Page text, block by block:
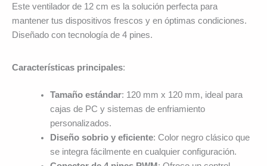
Este ventilador de 12 cm es la solución perfecta para
mantener tus dispositivos frescos y en óptimas condiciones.
Diseñado con tecnología de 4 pines.
Características principales:
Tamaño estándar: 120 mm x 120 mm, ideal para
cajas de PC y sistemas de enfriamiento
personalizados.
Diseño sobrio y eficiente: Color negro clásico que
se integra fácilmente en cualquier configuración.